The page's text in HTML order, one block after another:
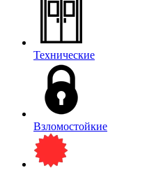
Технические
Взломостойкие